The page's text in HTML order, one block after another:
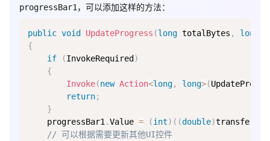
    {
args.TotalBytes,
    private void button1_Click(object sender, EventArgs e)
if (openFileDialog1.ShowDialog() ==
        {
            string fName = openFileDialog1.FileName;
            FileInfo fileInf = new FileInfo(fName);
progressBar1 ，可以添加这样的方法：
public void UpdateProgress (long totalBytes , long
{
if
(InvokeRequired )
{
Invoke(new Action<long, long>(
return;
}
    progressBar1
.Value = (int) ( (double)
// 可以根据需要更新其他UI控件